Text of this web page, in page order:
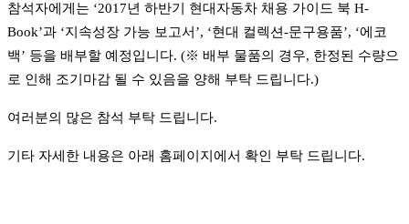
참석자에게는 ‘2017년 하반기 현대자동차 채용 가이드 북 H-
Book’과 ‘지속성장 가능 보고서 ’, ‘현대 컬렉션-문구용품’, ‘에코
백’ 등을 배부할 예정입니다. (※ 배부 물품의 경우, 한정된 수량으
로 인해 조기마감 될 수 있음을 양해 부탁 드립니다.)
여러분의 많은 참석 부탁 드립니다.
기타 자세한 내용은 아래 홈페이지에서 확인 부탁 드립니다.